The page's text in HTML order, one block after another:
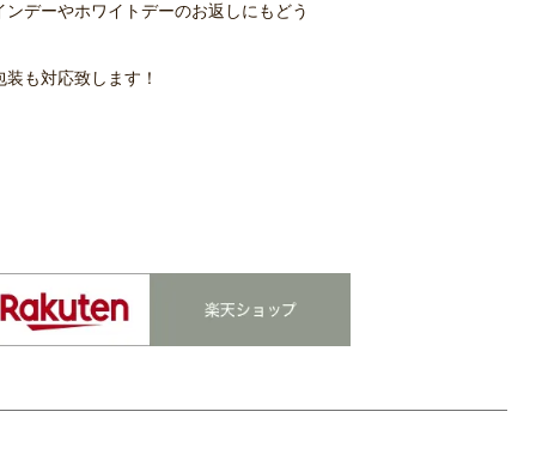
デーやホワイトデーのお返しにもどう
も対応致します！